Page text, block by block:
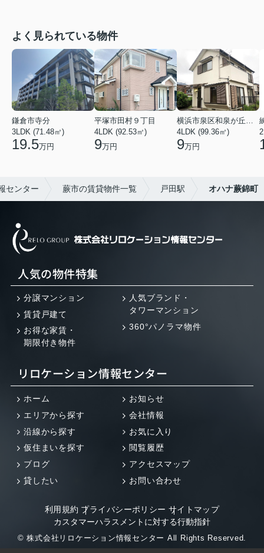
よく見られている物件
鎌倉市寺分
3LDK (71.48㎡)
19.5万円
平塚市田村９丁目
4LDK (92.53㎡)
9万円
4LDK (99.36㎡)
9万円
センター 蕨市の賃貸物件一覧 戸田駅 オハナ蕨錦町
人気の物件特集
分譲マンション
賃貸戸建て
お得な家賃・
期限付き物件
人気ブランド・
タワーマンション
360°パノラマ物件
リロケーション情報センター
ホーム
エリアから探す
沿線から探す
仮住まいを探す
ブログ
貸したい
お知らせ
会社情報
お気に入り
閲覧履歴
アクセスマップ
お問い合わせ
利用規約 プライバシーポリシー サイトマップ
カスタマーハラスメントに対する行動指針
© 株式会社リロケーション情報センター All Rights Reserved.